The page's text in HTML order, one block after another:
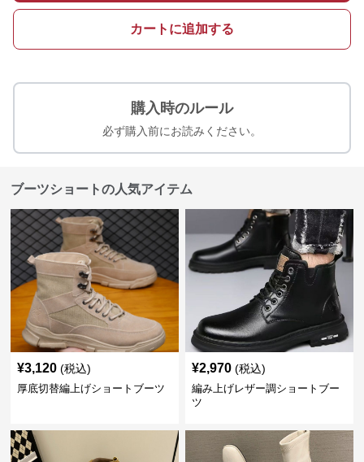
カートに追加する
購入時のルール
必ず購入前にお読みください。
ブーツショートの人気アイテム
¥3,120 (税込)
厚底切替編上げショートブーツ
¥2,970 (税込)
編み上げレザー調ショートブー
ツ